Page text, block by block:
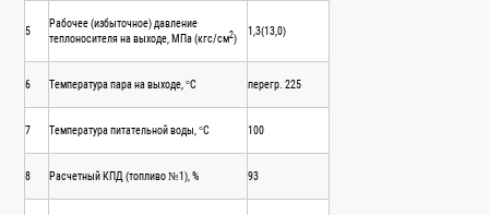
5
Рабочее (избыточное) давление
теплоносителя на выходе, МПа (кгс/см2)
1,3(13,0)
6 Температура пара на выходе, °С перегр. 225
7 Температура питательной воды, °С 100
8 Расчетный КПД (топливо №1), % 93